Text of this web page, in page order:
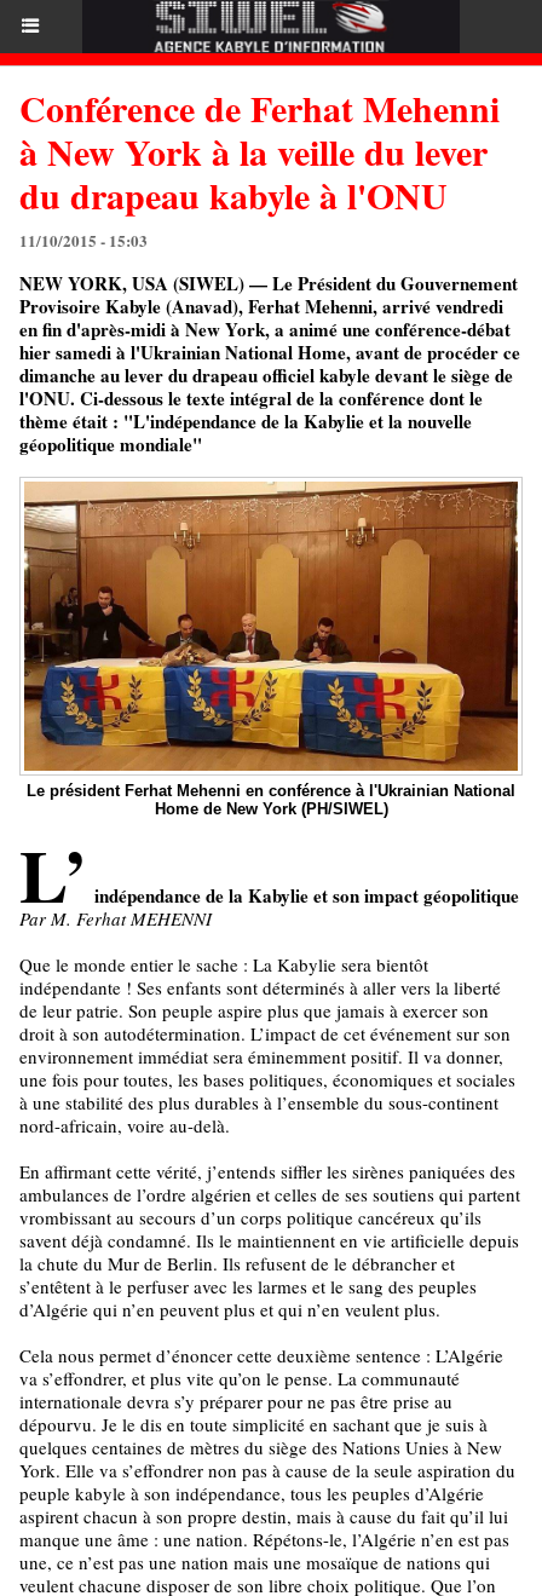
Conférence de Ferhat Mehenni
à New York à la veille du lever
du drapeau kabyle à l'ONU
11/10/2015 - 15:03
NEW YORK, USA (SIWEL) — Le Président du Gouvernement
Provisoire Kabyle (Anavad), Ferhat Mehenni, arrivé vendredi
en fin d'après-midi à New York, a animé une conférence-débat
hier samedi à l'Ukrainian National Home, avant de procéder ce
dimanche au lever du drapeau officiel kabyle devant le siège de
l'ONU. Ci-dessous le texte intégral de la conférence dont le
thème était : "L'indépendance de la Kabylie et la nouvelle
géopolitique mondiale"
Le président Ferhat Mehenni en conférence à l'Ukrainian National
Home de New York (PH/SIWEL)
L’ indépendance de la Kabylie et son impact géopolitique
Par M. Ferhat MEHENNI
Que le monde entier le sache : La Kabylie sera bientôt
indépendante ! Ses enfants sont déterminés à aller vers la liberté
de leur patrie. Son peuple aspire plus que jamais à exercer son
droit à son autodétermination. L’impact de cet événement sur son
environnement immédiat sera éminemment positif. Il va donner,
une fois pour toutes, les bases politiques, économiques et sociales
à une stabilité des plus durables à l’ensemble du sous-continent
nord-africain, voire au-delà.
En affirmant cette vérité, j’entends siffler les sirènes paniquées des
ambulances de l’ordre algérien et celles de ses soutiens qui partent
vrombissant au secours d’un corps politique cancéreux qu’ils
savent déjà condamné. Ils le maintiennent en vie artificielle depuis
la chute du Mur de Berlin. Ils refusent de le débrancher et
s’entêtent à le perfuser avec les larmes et le sang des peuples
d’Algérie qui n’en peuvent plus et qui n’en veulent plus.
Cela nous permet d’énoncer cette deuxième sentence : L’Algérie
va s’effondrer, et plus vite qu’on le pense. La communauté
internationale devra s’y préparer pour ne pas être prise au
dépourvu. Je le dis en toute simplicité en sachant que je suis à
quelques centaines de mètres du siège des Nations Unies à New
York. Elle va s’effondrer non pas à cause de la seule aspiration du
peuple kabyle à son indépendance, tous les peuples d’Algérie
aspirent chacun à son propre destin, mais à cause du fait qu’il lui
manque une âme : une nation. Répétons-le, l’Algérie n’en est pas
une, ce n’est pas une nation mais une mosaïque de nations qui
veulent chacune disposer de son libre choix politique. Que l’on